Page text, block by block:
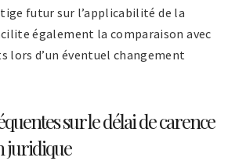
futur sur l’applicabilité de la
également la comparaison avec
lors d’un éventuel changement
sur le délai de carence
juridique